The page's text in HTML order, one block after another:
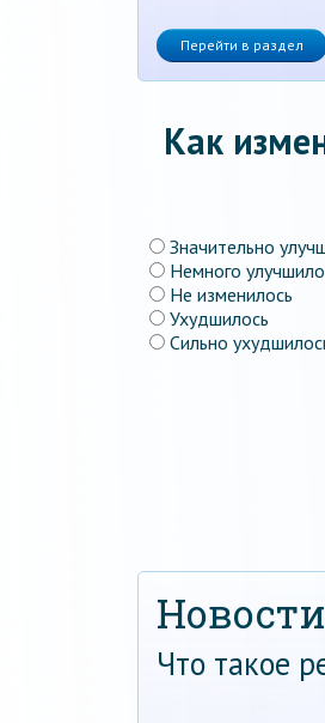
Перейти в раздел
Как
Значительно
Немного
Не изменилось
Ухудшилось
Сильно
Новости
Что такое